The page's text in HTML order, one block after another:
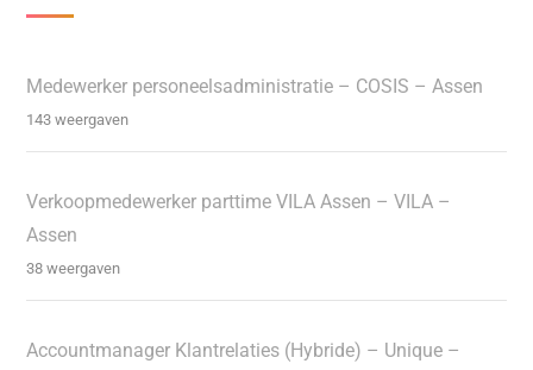
Medewerker personeelsadministratie – COSIS – Assen
143 weergaven
Verkoopmedewerker parttime VILA Assen – VILA –
Assen
38 weergaven
Accountmanager Klantrelaties (Hybride) – Unique –